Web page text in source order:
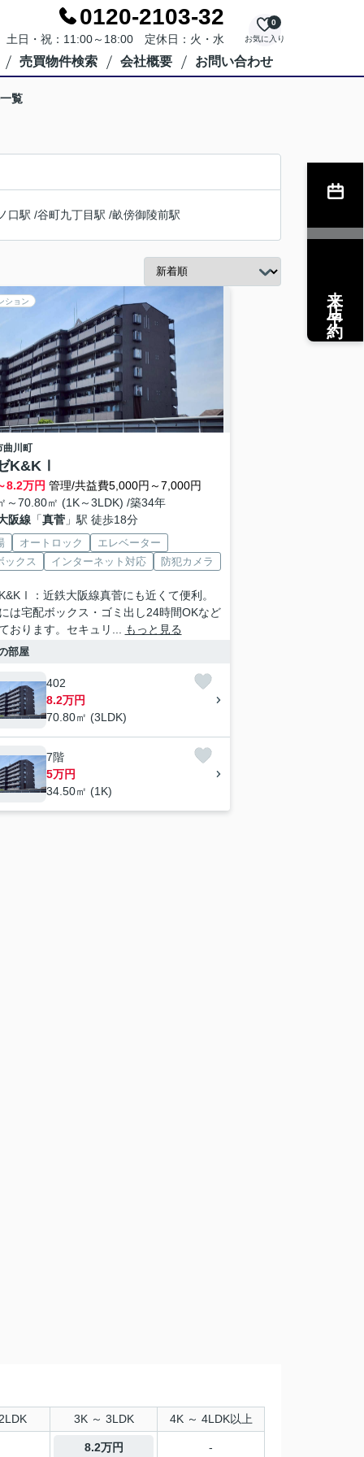
0120-2103-32
日・祝：11:00～18:00 定休日：火・水 お気に入り
0
売買物件検索 会社概要 お問い合わせ
覧
口駅 /谷町九丁目駅 /畝傍御陵前駅
ション
曲川町
K&KⅠ
8.2万円 管理/共益費5,000円～7,000円
～70.80㎡ (1K～3LDK) /築34年
阪線「真菅」駅 徒歩18分
オートロック
エレベーター
ックス
インターネット対応 防犯カメラ
：近鉄大阪線真菅にも近くて便利。
は宅配ボックス・ゴミ出し24時間OKなど
おります。セキュリ...
もっと見る
部屋
402
8.2万円
70.80㎡ (3LDK)
7階
5万円
34.50㎡ (1K)
3K ～ 3LDK 4K ～ 4LDK以上
8.2万円 -
来店予約